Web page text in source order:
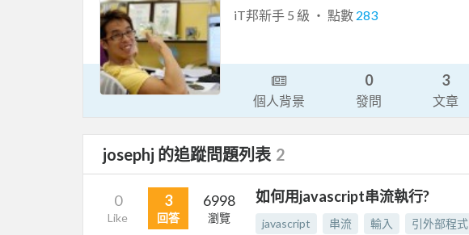
iT邦新手 5 級 ‧ 點數 283
個人背景
0
發問
3
文章
josephj 的追蹤問題列表 2
0
Like
3
回答
6998
瀏覽
如何用javascript串流執行?
javascript 串流 輸入 引外部程式